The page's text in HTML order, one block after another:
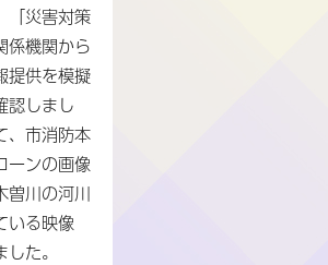
「災害対策
係機関から
提供を模擬
認しまし
、市消防本
ーンの画像
曽川の河川
いる映像
た。